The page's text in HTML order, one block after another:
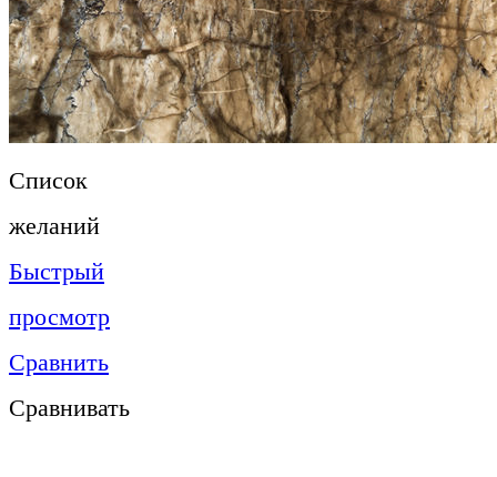
Список
желаний
Быстрый
просмотр
Сравнить
Сравнивать